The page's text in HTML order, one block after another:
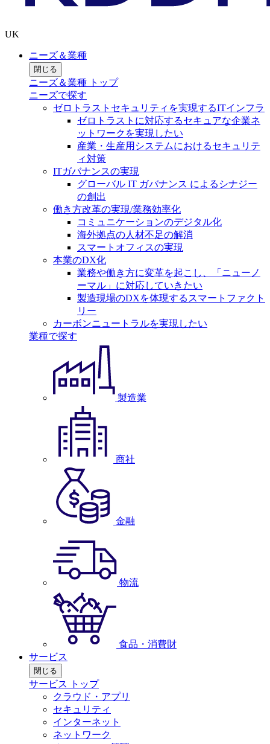
UK
ニーズ＆業種
閉じる
ニーズ＆業種 トップ
ニーズで探す
ゼロトラストセキュリティを実現するITインフラ
ゼロトラストに対応するセキュアな企業ネ
ットワークを実現したい
産業・生産用システムにおけるセキュリテ
ィ対策
ITガバナンスの実現
グローバル IT ガバナンス によるシナジー
の創出
働き方改革の実現/業務効率化
コミュニケーションのデジタル化
海外拠点の人材不足の解消
スマートオフィスの実現
本業のDX化
業務や働き方に変革を起こし、「ニューノ
ーマル」に対応していきたい
製造現場のDXを体現するスマートファクト
リー
カーボンニュートラルを実現したい
業種で探す
製造業
商社
金融
物流
食品・消費財
サービス
閉じる
サービス トップ
クラウド・アプリ
セキュリティ
インターネット
ネットワーク